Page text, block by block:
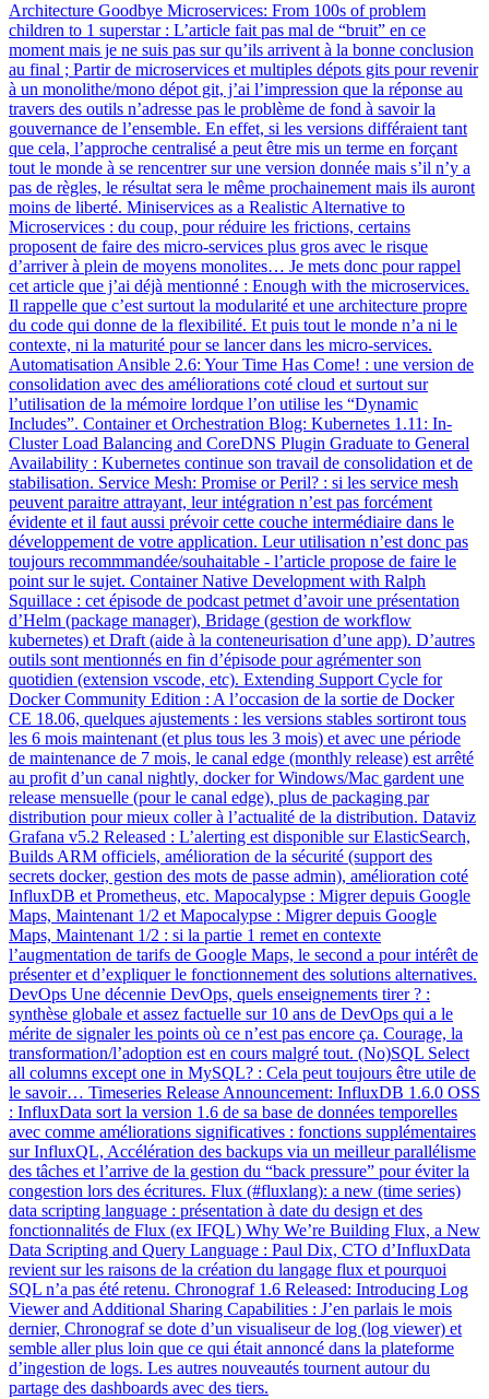
Architecture Goodbye Microservices: From 100s of problem
children to 1 superstar : L’article fait pas mal de “bruit” en ce
moment mais je ne suis pas sur qu’ils arrivent à la bonne conclusion
au final ; Partir de microservices et multiples dépots gits pour revenir
à un monolithe/mono dépot git, j’ai l’impression que la réponse au
travers des outils n’adresse pas le problème de fond à savoir la
gouvernance de l’ensemble. En effet, si les versions différaient tant
que cela, l’approche centralisé a peut être mis un terme en forçant
tout le monde à se rencentrer sur une version donnée mais s’il n’y a
pas de règles, le résultat sera le même prochainement mais ils auront
moins de liberté. Miniservices as a Realistic Alternative to
Microservices : du coup, pour réduire les frictions, certains
proposent de faire des micro-services plus gros avec le risque
d’arriver à plein de moyens monolites… Je mets donc pour rappel
cet article que j’ai déjà mentionné : Enough with the microservices.
Il rappelle que c’est surtout la modularité et une architecture propre
du code qui donne de la flexibilité. Et puis tout le monde n’a ni le
contexte, ni la maturité pour se lancer dans les micro-services.
Automatisation Ansible 2.6: Your Time Has Come! : une version de
consolidation avec des améliorations coté cloud et surtout sur
l’utilisation de la mémoire lordque l’on utilise les “Dynamic
Includes”. Container et Orchestration Blog: Kubernetes 1.11: In-
Cluster Load Balancing and CoreDNS Plugin Graduate to General
Availability : Kubernetes continue son travail de consolidation et de
stabilisation. Service Mesh: Promise or Peril? : si les service mesh
peuvent paraitre attrayant, leur intégration n’est pas forcément
évidente et il faut aussi prévoir cette couche intermédiaire dans le
développement de votre application. Leur utilisation n’est donc pas
toujours recommmandée/souhaitable - l’article propose de faire le
point sur le sujet. Container Native Development with Ralph
Squillace : cet épisode de podcast petmet d’avoir une présentation
d’Helm (package manager), Bridage (gestion de workflow
kubernetes) et Draft (aide à la conteneurisation d’une app). D’autres
outils sont mentionnés en fin d’épisode pour agrémenter son
quotidien (extension vscode, etc). Extending Support Cycle for
Docker Community Edition : A l’occasion de la sortie de Docker
CE 18.06, quelques ajustements : les versions stables sortiront tous
les 6 mois maintenant (et plus tous les 3 mois) et avec une période
de maintenance de 7 mois, le canal edge (monthly release) est arrêté
au profit d’un canal nightly, docker for Windows/Mac gardent une
release mensuelle (pour le canal edge), plus de packaging par
distribution pour mieux coller à l’actualité de la distribution. Dataviz
Grafana v5.2 Released : L’alerting est disponible sur ElasticSearch,
Builds ARM officiels, amélioration de la sécurité (support des
secrets docker, gestion des mots de passe admin), amélioration coté
InfluxDB et Prometheus, etc. Mapocalypse : Migrer depuis Google
Maps, Maintenant 1/2 et Mapocalypse : Migrer depuis Google
Maps, Maintenant 1/2 : si la partie 1 remet en contexte
l’augmentation de tarifs de Google Maps, le second a pour intérêt de
présenter et d’expliquer le fonctionnement des solutions alternatives.
DevOps Une décennie DevOps, quels enseignements tirer ? :
synthèse globale et assez factuelle sur 10 ans de DevOps qui a le
mérite de signaler les points où ce n’est pas encore ça. Courage, la
transformation/l’adoption est en cours malgré tout. (No)SQL Select
all columns except one in MySQL? : Cela peut toujours être utile de
le savoir… Timeseries Release Announcement: InfluxDB 1.6.0 OSS
: InfluxData sort la version 1.6 de sa base de données temporelles
avec comme améliorations significatives : fonctions supplémentaires
sur InfluxQL, Accélération des backups via un meilleur parallélisme
des tâches et l’arrive de la gestion du “back pressure” pour éviter la
congestion lors des écritures. Flux (#fluxlang): a new (time series)
data scripting language : présentation à date du design et des
fonctionnalités de Flux (ex IFQL) Why We’re Building Flux, a New
Data Scripting and Query Language : Paul Dix, CTO d’InfluxData
revient sur les raisons de la création du langage flux et pourquoi
SQL n’a pas été retenu. Chronograf 1.6 Released: Introducing Log
Viewer and Additional Sharing Capabilities : J’en parlais le mois
dernier, Chronograf se dote d’un visualiseur de log (log viewer) et
semble aller plus loin que ce qui était annoncé dans la plateforme
d’ingestion de logs. Les autres nouveautés tournent autour du
partage des dashboards avec des tiers.